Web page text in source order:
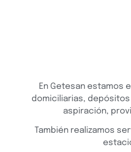
En Getesan estamos
domiciliarias,
aspiración,
También realizamos